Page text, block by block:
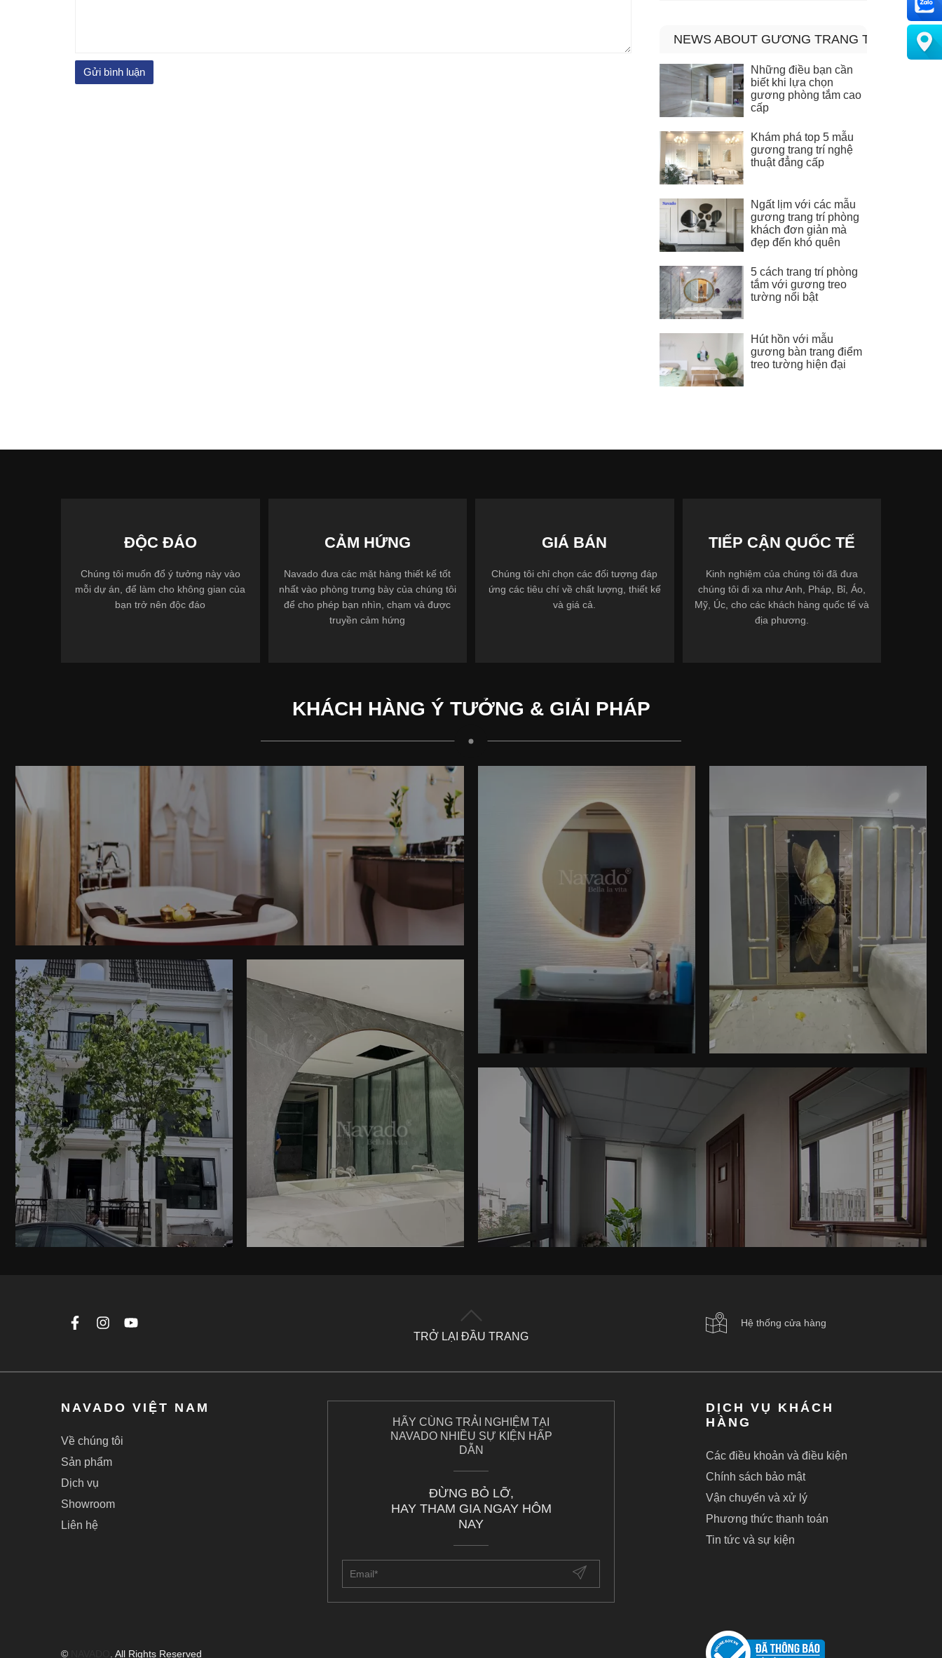
NEWS ABOUT GƯƠNG TRANG TRÍ PHÒNG
Những điều bạn cần
biết khi lựa chọn
gương phòng tắm cao
cấp
Khám phá top 5 mẫu
gương trang trí nghệ
thuật đẳng cấp
Ngất lịm với các mẫu
gương trang trí phòng
khách đơn giản mà
đẹp đến khó quên
5 cách trang trí phòng
tắm với gương treo
tường nổi bật
Hút hồn với mẫu
gương bàn trang điểm
treo tường hiện đại
ĐỘC ĐÁO
Chúng tôi muốn đổ ý tưởng này vào
mỗi dự án, để làm cho không gian của
bạn trở nên độc đáo
CẢM HỨNG
Navado đưa các mặt hàng thiết kế tốt
nhất vào phòng trưng bày của chúng tôi
để cho phép bạn nhìn, chạm và được
truyền cảm hứng
GIÁ BÁN
Chúng tôi chỉ chọn các đối tượng đáp
ứng các tiêu chí về chất lượng, thiết kế
và giá cả.
TIẾP CẬN QUỐC TẾ
Kinh nghiệm của chúng tôi đã đưa
chúng tôi đi xa như Anh, Pháp, Bỉ, Áo,
Mỹ, Úc, cho các khách hàng quốc tế và
địa phương.
KHÁCH HÀNG Ý TƯỞNG & GIẢI PHÁP
TRỞ LẠI ĐẦU TRANG
Hệ thống cửa hàng
NAVADO VIỆT NAM
Về chúng tôi
Sản phẩm
Dịch vụ
Showroom
Liên hệ
DỊCH VỤ KHÁCH
HÀNG
Các điều khoản và điều kiện
Chính sách bảo mật
Vận chuyển và xử lý
Phương thức thanh toán
Tin tức và sự kiện
HÃY CÙNG TRẢI NGHIỆM TẠI
NAVADO NHIỀU SỰ KIỆN HẤP
DẪN
ĐỪNG BỎ LỠ,
HAY THAM GIA NGAY HÔM
NAY
© . All Rights Reserved